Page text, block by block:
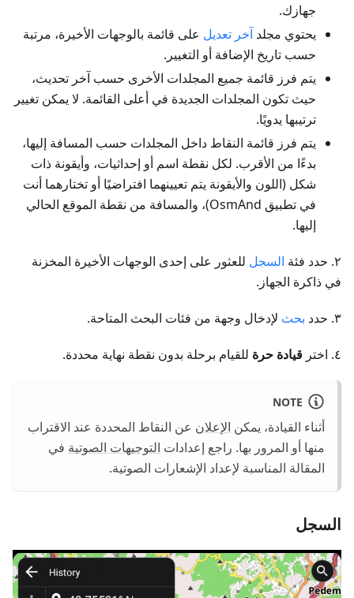
جهازك.
يحتوي مجلد آخر تعديل على قائمة بالوجهات الأخيرة، مرتبة
حسب تاريخ الإضافة أو التغيير.
يتم فرز قائمة جميع المجلدات الأخرى حسب آخر تحديث،
حيث تكون المجلدات الجديدة في أعلى القائمة. لا يمكن تغيير
ترتيبها يدويًا.
يتم فرز قائمة النقاط داخل المجلدات حسب المسافة إليها،
بدءًا من الأقرب. لكل نقطة اسم أو إحداثيات، وأيقونة ذات
شكل (اللون والأيقونة يتم تعيينهما افتراضيًا أو تختارهما أنت
في تطبيق OsmAnd)، والمسافة من نقطة الموقع الحالي
إليها.
٢. حدد فئة السجل للعثور على إحدى الوجهات الأخيرة المخزنة
في ذاكرة الجهاز.
٣. حدد بحث لإدخال وجهة من فئات البحث المتاحة.
٤. اختر قيادة حرة للقيام برحلة بدون نقطة نهاية محددة.
NOTE
أثناء القيادة، يمكن الإعلان عن النقاط المحددة عند الاقتراب
منها أو المرور بها. راجع إعدادات التوجيهات الصوتية في
المقالة المناسبة لإعداد الإشعارات الصوتية.
السجل